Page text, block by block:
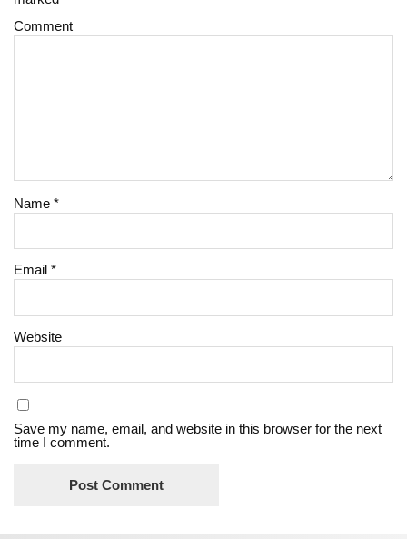
Comment
Name*
Email*
Website
Save my name, email, and website in this browser for the next
time I comment.